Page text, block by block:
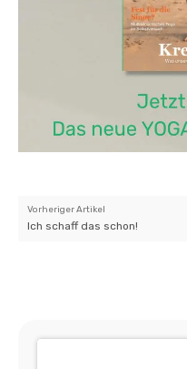
Vorheriger Artikel
Ich schaff das schon!